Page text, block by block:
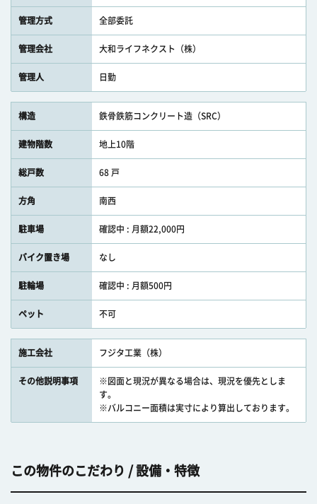
管理方式 全部委託
管理会社 大和ライフネクスト（株）
管理人 日勤
構造 鉄骨鉄筋コンクリート造（SRC）
建物階数 地上10階
総戸数 68 戸
方角 南西
駐車場 確認中 : 月額22,000円
バイク置き場 なし
駐輪場 確認中 : 月額500円
ペット 不可
施工会社 フジタ工業（株）
その他説明事項
※図面と現況が異なる場合は、現況を優先としま
す。
※バルコニー面積は実寸により算出しております。
この物件のこだわり / 設備・特徴